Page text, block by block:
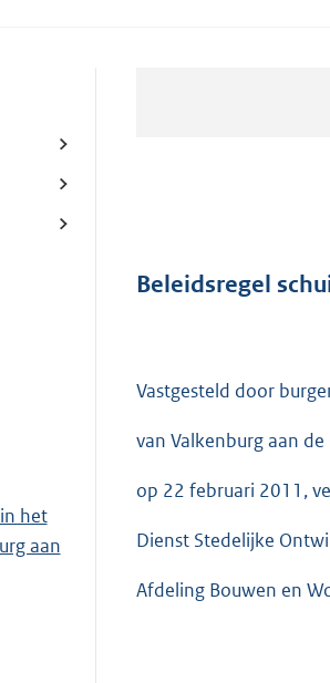
het
aan
Beleidsregel
Vastgesteld door
van Valkenburg aan de
op 22 februari 2011,
Dienst Stedelijke
Afdeling Bouwen en